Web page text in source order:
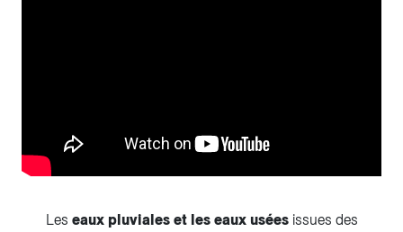
Les eaux pluviales et les eaux usées issues des